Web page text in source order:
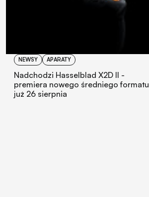
NEWSY APARATY
Nadchodzi Hasselblad X2D II -
premiera nowego średniego formatu
już 26 sierpnia